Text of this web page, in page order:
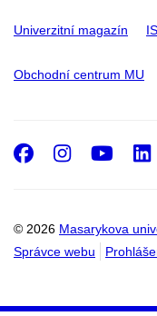
Univerzitní magazín
Obchodní centrum MU
© 2026 Masarykova
Správce webu
Facebook